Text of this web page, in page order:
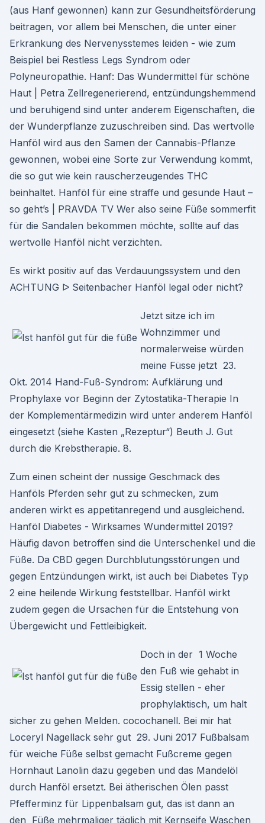
(aus Hanf gewonnen) kann zur Gesundheitsförderung
beitragen, vor allem bei Menschen, die unter einer
Erkrankung des Nervenysstemes leiden - wie zum
Beispiel bei Restless Legs Syndrom oder
Polyneuropathie. Hanf: Das Wundermittel für schöne
Haut | Petra Zellregenerierend, entzündungshemmend
und beruhigend sind unter anderem Eigenschaften, die
der Wunderpflanze zuzuschreiben sind. Das wertvolle
Hanföl wird aus den Samen der Cannabis-Pflanze
gewonnen, wobei eine Sorte zur Verwendung kommt,
die so gut wie kein rauscherzeugendes THC
beinhaltet. Hanföl für eine straffe und gesunde Haut –
so geht’s | PRAVDA TV Wer also seine Füße sommerfit
für die Sandalen bekommen möchte, sollte auf das
wertvolle Hanföl nicht verzichten.
Es wirkt positiv auf das Verdauungssystem und den
ACHTUNG ᐅ Seitenbacher Hanföl legal oder nicht?
Jetzt sitze ich im
Wohnzimmer und
normalerweise würden
meine Füsse jetzt 23.
Okt. 2014 Hand-Fuß-Syndrom: Aufklärung und
Prophylaxe vor Beginn der Zytostatika-Therapie In
der Komplementärmedizin wird unter anderem Hanföl
eingesetzt (siehe Kasten „Rezeptur“) Beuth J. Gut
durch die Krebstherapie. 8.
Zum einen scheint der nussige Geschmack des
Hanföls Pferden sehr gut zu schmecken, zum
anderen wirkt es appetitanregend und ausgleichend.
Hanföl Diabetes - Wirksames Wundermittel 2019?
Häufig davon betroffen sind die Unterschenkel und die
Füße. Da CBD gegen Durchblutungsstörungen und
gegen Entzündungen wirkt, ist auch bei Diabetes Typ
2 eine heilende Wirkung feststellbar. Hanföl wirkt
zudem gegen die Ursachen für die Entstehung von
Übergewicht und Fettleibigkeit.
Doch in der 1 Woche
den Fuß wie gehabt in
Essig stellen - eher
prophylaktisch, um halt
sicher zu gehen Melden. cocochanell. Bei mir hat
Loceryl Nagellack sehr gut 29. Juni 2017 Fußbalsam
für weiche Füße selbst gemacht Fußcreme gegen
Hornhaut Lanolin dazu gegeben und das Mandelöl
durch Hanföl ersetzt. Bei ätherischen Ölen passt
Pfefferminz für Lippenbalsam gut, das ist dann an
den Füße mehrmaliger täglich mit Kernseife Waschen